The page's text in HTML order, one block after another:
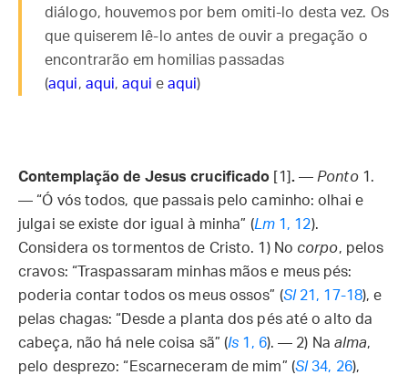
diálogo, houvemos por bem omiti-lo desta vez. Os
que quiserem lê-lo antes de ouvir a pregação o
encontrarão em homilias passadas
(aqui, aqui,aqui eaqui)
Contemplação de Jesus crucificado [1] .— Ponto1.
— “Ó vós todos, que passais pelo caminho: olhai e
julgai se existe dor igual à minha” (Lm1, 12).
Considera os tormentos de Cristo. 1) No corpo, pelos
cravos: “Traspassaram minhas mãos e meus pés:
poderia contar todos os meus ossos” (Sl21, 17-18), e
pelas chagas: “Desde a planta dos pés até o alto da
cabeça, não há nele coisa sã” (Is 1, 6). — 2) Na alma,
pelo desprezo: “Escarneceram de mim” (Sl 34, 26),